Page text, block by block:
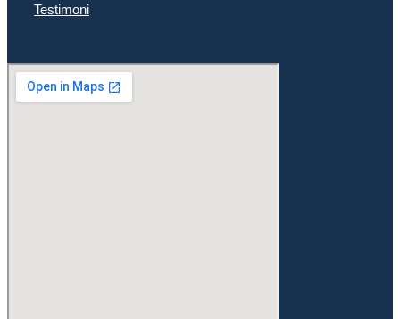
Testimoni